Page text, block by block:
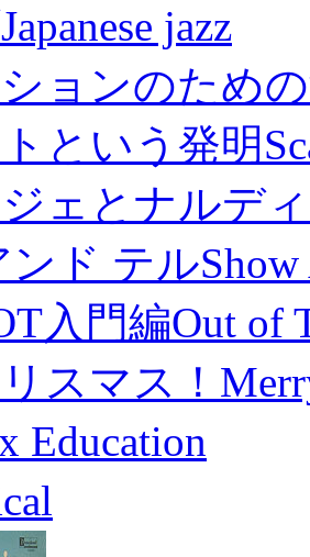
Japanese jazz
ョンのため
という発明
ェとナルデ
ンド テル
入門編Out of
スマス！
Education